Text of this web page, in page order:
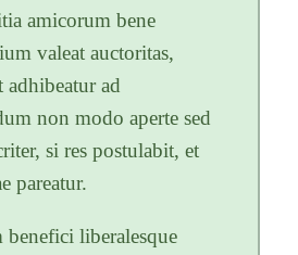
amicorum bene
valeat auctoritas,
adhibeatur ad
non modo aperte sed
si res postulabit, et
pareatur.
benefici liberalesque